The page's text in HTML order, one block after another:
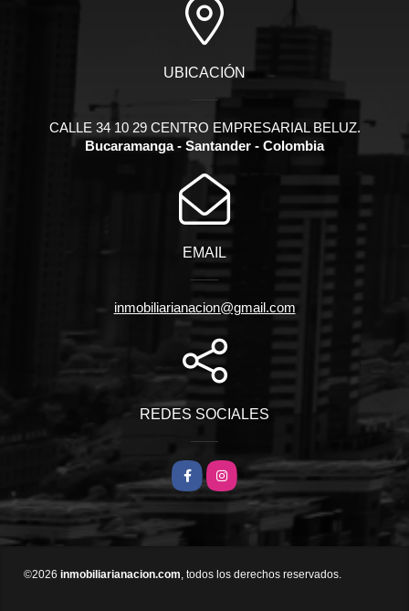
UBICACIÓN
CALLE 34 10 29 CENTRO EMPRESARIAL BELUZ.
Bucaramanga - Santander - Colombia
EMAIL
inmobiliarianacion@gmail.com
REDES SOCIALES
FacebookInstagram
©2026 inmobiliarianacion.com, todos los derechos reservados.